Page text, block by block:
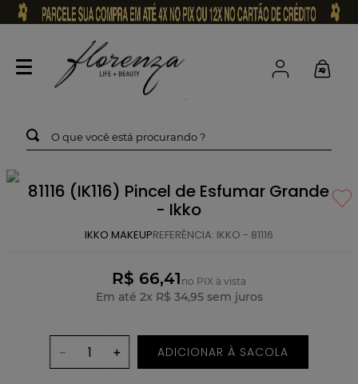
O que você está procurando ?
81116 (IK116) Pincel de Esfumar Grande
- Ikko
IKKO MAKEUPREFERÊNCIA: IKKO - 81116
R$ 66,41 no PIX à vista
Em até 2x R$ 34,95sem juros
＋
－ ADICIONAR À SACOLA